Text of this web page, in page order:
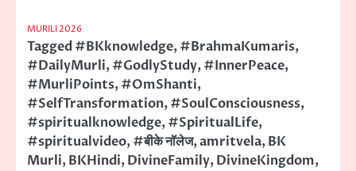
MURILI 2026
Tagged#BKknowledge,#BrahmaKumaris,
#DailyMurli,#GodlyStudy,#InnerPeace,
#MurliPoints,#OmShanti,
#SelfTransformation,#SoulConsciousness,
#spiritualknowledge,#SpiritualLife,
#spiritualvideo,#बीके नॉलेज,amritvela,BK
Murli,BKHindi,DivineFamily,DivineKingdom,